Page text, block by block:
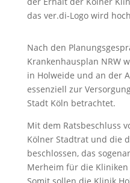
Nach den
Krankenhausplan NRW
in Holweide und an der
essenziell zur
Stadt Köln betrachtet.
Mit dem Ratsbeschluss
Kölner Stadtrat und die
beschlossen, das
Merheim für die